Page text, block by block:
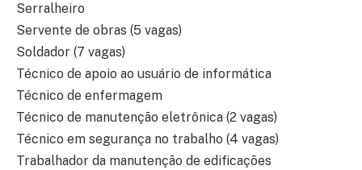
Serralheiro
Servente de obras (5 vagas)
Soldador (7 vagas)
Técnico de apoio ao usuário de informática
Técnico de enfermagem
Técnico de manutenção eletrônica (2 vagas)
Técnico em segurança no trabalho (4 vagas)
Trabalhador da manutenção de edificações